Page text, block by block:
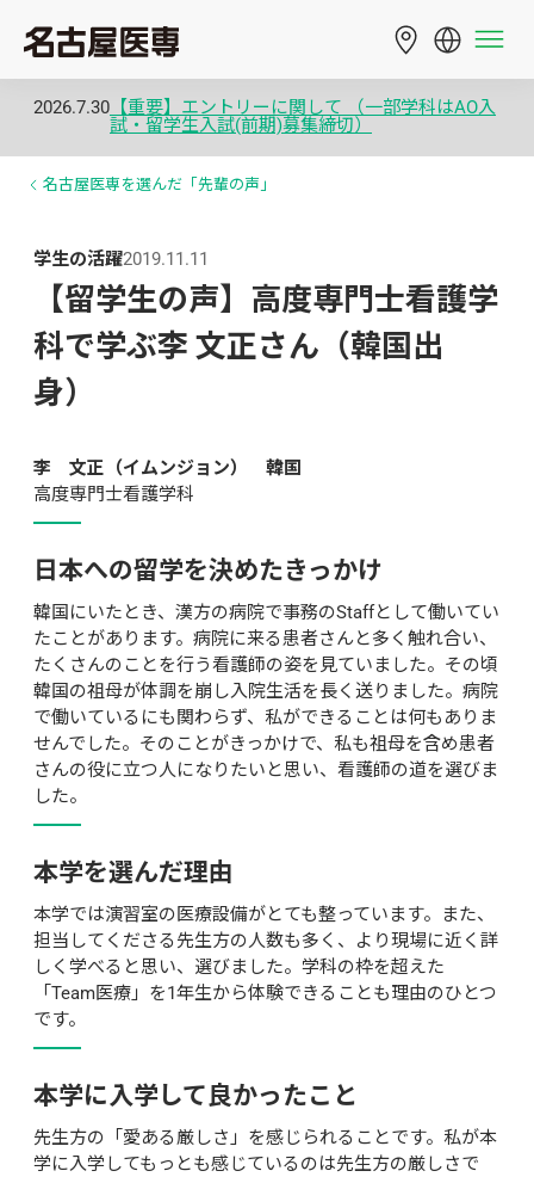
2026.7.30 【重要】エントリーに関して （一部学科はAO入
試・留学生入試(前期)募集締切）
名古屋医専を選んだ「先輩の声」
学生の活躍2019.11.11
【留学生の声】高度専門士看護学
科で学ぶ李 文正さん（韓国出
身）
李　文正（イムンジョン）　韓国
高度専門士看護学科
日本への留学を決めたきっかけ
韓国にいたとき、漢方の病院で事務のStaffとして働いてい
たことがあります。病院に来る患者さんと多く触れ合い、
たくさんのことを行う看護師の姿を見ていました。その頃
韓国の祖母が体調を崩し入院生活を長く送りました。病院
で働いているにも関わらず、私ができることは何もありま
せんでした。そのことがきっかけで、私も祖母を含め患者
さんの役に立つ人になりたいと思い、看護師の道を選びま
した。
本学を選んだ理由
本学では演習室の医療設備がとても整っています。また、
担当してくださる先生方の人数も多く、より現場に近く詳
しく学べると思い、選びました。学科の枠を超えた
「Team医療」を1年生から体験できることも理由のひとつ
です。
本学に入学して良かったこと
先生方の「愛ある厳しさ」を感じられることです。私が本
学に入学してもっとも感じているのは先生方の厳しさで